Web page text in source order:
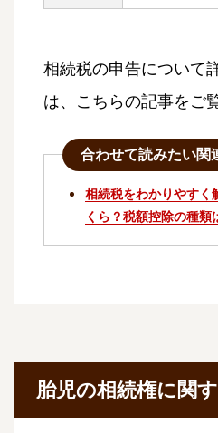
相続税の申告について
は、こちらの記事をご
合わせて読みたい関
相続税をわかりやすく
くら？税額控除の種類
胎児の相続権に関